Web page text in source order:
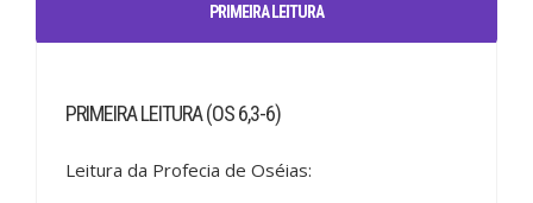
PRIMEIRA LEITURA
PRIMEIRA LEITURA (OS 6,3-6)
Leitura da Profecia de Oséias: